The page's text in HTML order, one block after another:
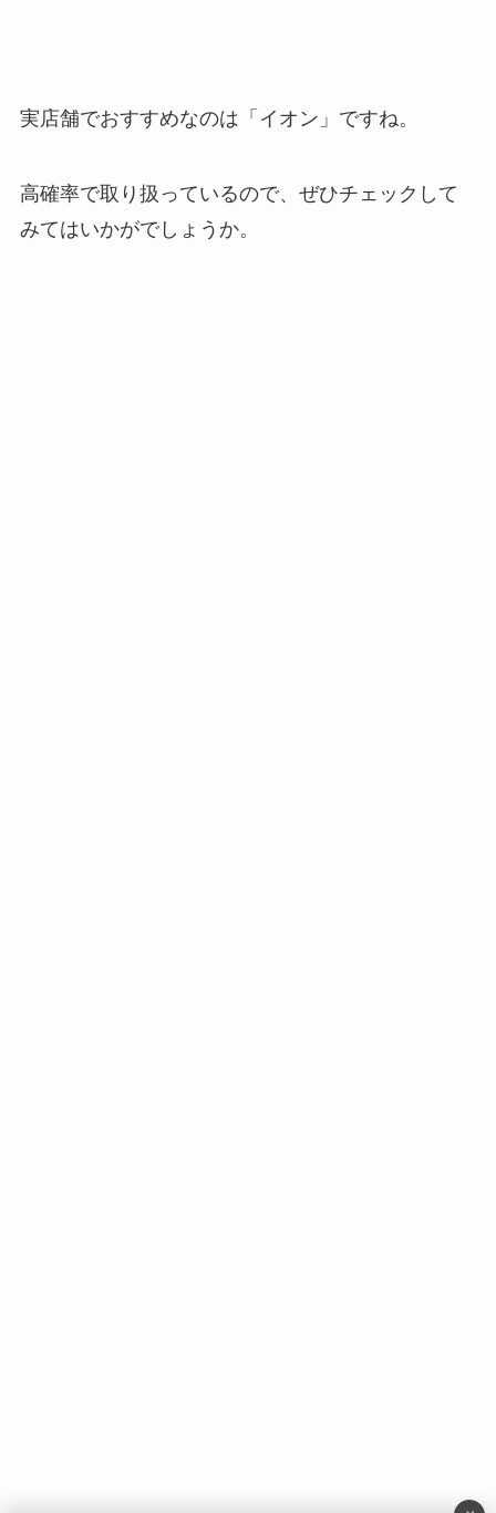
実店舗でおすすめなのは「イオン」ですね。
高確率で取り扱っているので、ぜひチェックして
みてはいかがでしょうか。